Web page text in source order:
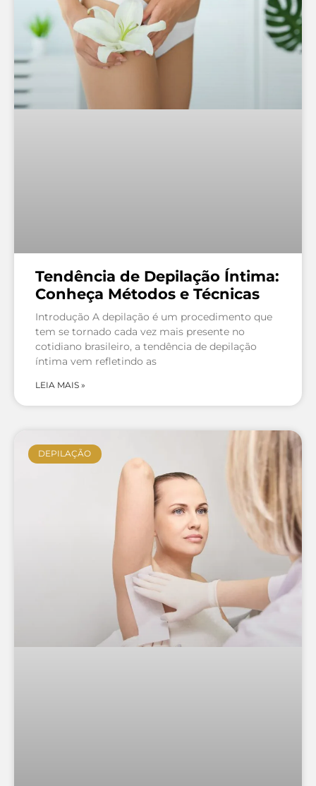
Tendência de Depilação Íntima:
Conheça Métodos e Técnicas
Introdução A depilação é um procedimento que
tem se tornado cada vez mais presente no
cotidiano brasileiro, a tendência de depilação
íntima vem refletindo as
LEIA MAIS »
DEPILAÇÃO